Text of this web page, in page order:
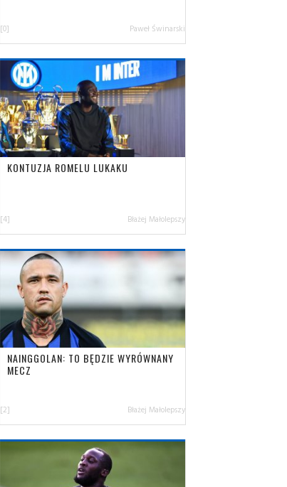
[0] Paweł Świnarski
KONTUZJA ROMELU LUKAKU
[4] Błażej Małolepszy
NAINGGOLAN: TO BĘDZIE WYRÓWNANY
MECZ
[2] Błażej Małolepszy